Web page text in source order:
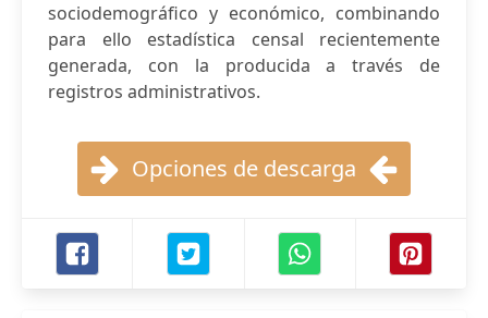
sociodemográfico y económico, combinando
para ello estadística censal recientemente
generada, con la producida a través de
registros administrativos.
Opciones de descarga